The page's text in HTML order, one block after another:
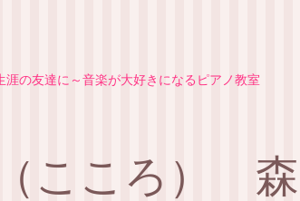
涯の友達に～音楽が大好きになるピアノ教室
こころ）